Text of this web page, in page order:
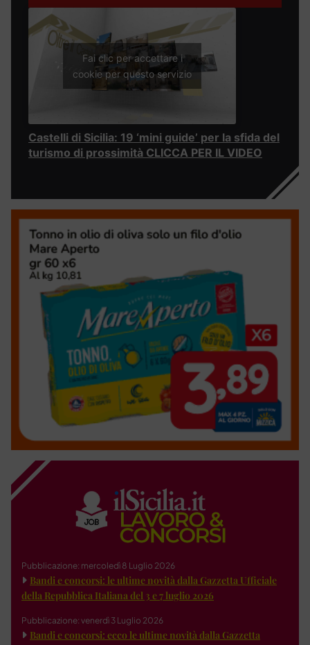
Fai clic per accettare i
cookie per questo servizio
Castelli di Sicilia: 19 ‘mini guide’ per la sfida del
turismo di prossimità CLICCA PER IL VIDEO
Pubblicazione: mercoledì 8 Luglio 2026
Bandi e concorsi: le ultime novità dalla Gazzetta Ufficiale
della Repubblica Italiana del 3 e 7 luglio 2026
Pubblicazione: venerdì 3 Luglio 2026
Bandi e concorsi: ecco le ultime novità dalla Gazzetta